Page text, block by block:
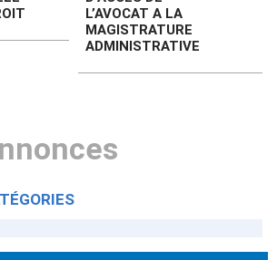
L’AVOCAT A LA
MAGISTRATURE
ADMINISTRATIVE